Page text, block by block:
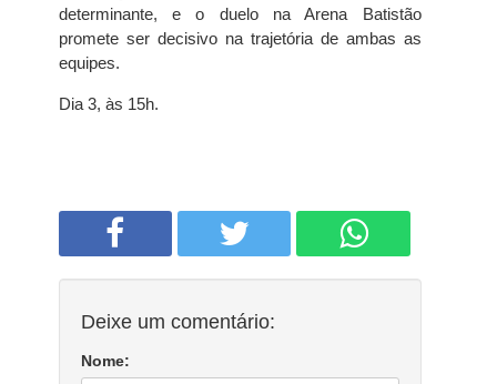
determinante, e o duelo na Arena Batistão
promete ser decisivo na trajetória de ambas as
equipes.
Dia 3, às 15h.
Deixe um comentário:
Nome: